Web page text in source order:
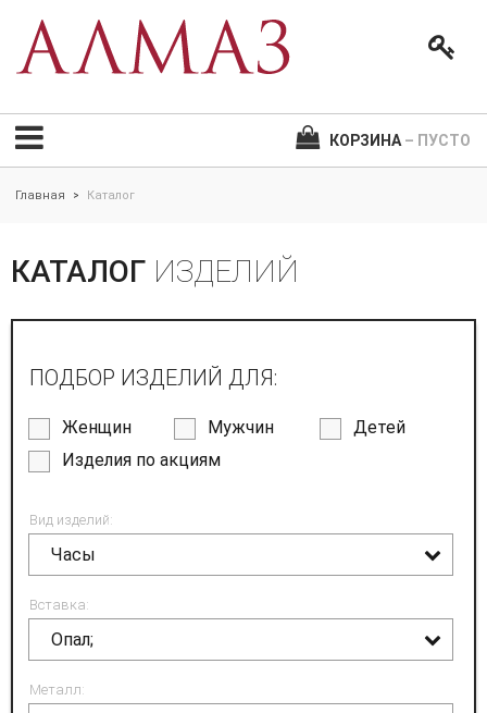
КОРЗИНА – ПУСТО
Главная > Каталог
КАТАЛОГ ИЗДЕЛИЙ
ПОДБОР ИЗДЕЛИЙ ДЛЯ:
Женщин Мужчин
Детей
Изделия по акциям
Вид изделий:
Часы
Вставка:
Опал;
Металл: